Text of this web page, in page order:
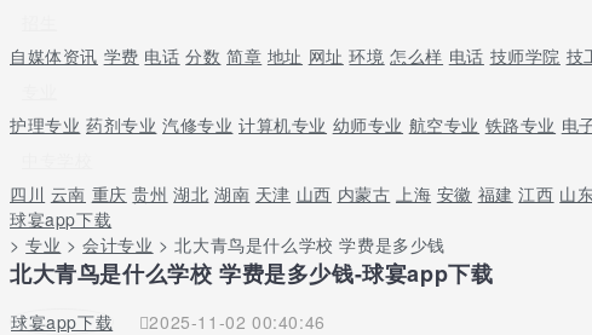
自媒体资讯 学费 电话 分数 简章 地址 网址 环境 怎么样 电话 技师学院 技
护理专业 药剂专业 汽修专业 计算机专业 幼师专业 航空专业 铁路专业 电
四川 云南 重庆 贵州 湖北 湖南 天津 山西 内蒙古 上海 安徽 福建 江西 山
球宴app下载
>专业 >会计专业 > 北大青鸟是什么学校 学费是多少钱
北大青鸟是什么学校 学费是多少钱-球宴app下载
球宴app下载 2025-11-02 00:40:46